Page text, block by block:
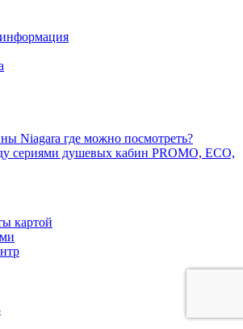
Niagara где можно посмотреть?
сериями душевых кабин PROMO, ECO,
картой